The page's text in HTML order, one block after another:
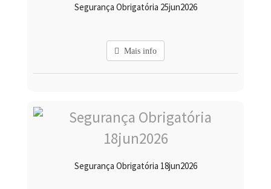
Segurança Obrigatória 25jun2026
Mais info
Segurança Obrigatória 18jun2026